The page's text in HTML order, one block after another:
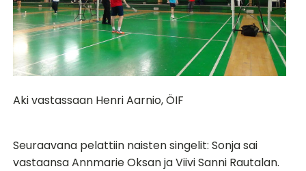
Aki vastassaan Henri Aarnio, ÖIF
Seuraavana pelattiin naisten singelit: Sonja sai
vastaansa Annmarie Oksan ja Viivi Sanni Rautalan.